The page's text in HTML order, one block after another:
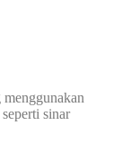
sinar